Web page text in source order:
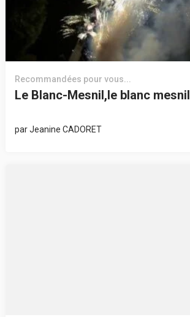
Recommandées pour vous...
Le Blanc-Mesnil,le blanc mesnil
parJeanine CADORET